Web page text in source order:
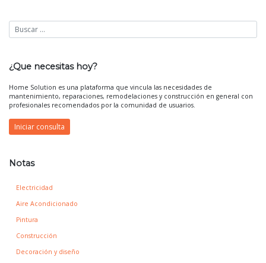
¿Que necesitas hoy?
Home Solution es una plataforma que vincula las necesidades de
mantenimiento, reparaciones, remodelaciones y construcción en general con
profesionales recomendados por la comunidad de usuarios.
Iniciar consulta
Notas
Electricidad
Aire Acondicionado
Pintura
Construcción
Decoración y diseño